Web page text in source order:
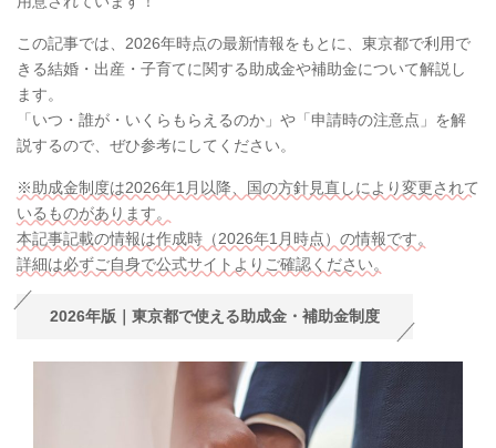
この記事では、2026年時点の最新情報をもとに、東京都で利用で
きる結婚・出産・子育てに関する助成金や補助金について解説し
ます。
「いつ・誰が・いくらもらえるのか」や「申請時の注意点」を解
説するので、ぜひ参考にしてください。
※助成金制度は2026年1月以降、国の方針見直しにより変更されて
いるものがあります。
本記事記載の情報は作成時（2026年1月時点）の情報です。
詳細は必ずご自身で公式サイトよりご確認ください。
2026年版｜東京都で使える助成金・補助金制度